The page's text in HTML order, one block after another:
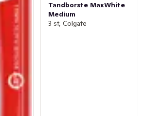
Tandborste MaxWhite
Medium
3 st, Colgate